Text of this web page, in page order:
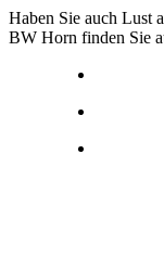
Haben Sie auch Lust
BW Horn finden Sie